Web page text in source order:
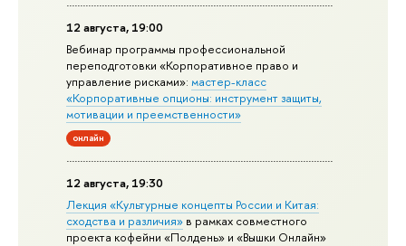
12 августа, 19:00
Вебинар программы профессиональной
переподготовки «Корпоративное право и
управление рисками»:мастер-класс
«Корпоративные опционы: инструмент защиты,
мотивации и преемственности»
онлайн
12 августа, 19:30
Лекция «Культурные концепты России и Китая:
сходства и различия» в рамках совместного
проекта кофейни «Полдень» и «Вышки Онлайн»